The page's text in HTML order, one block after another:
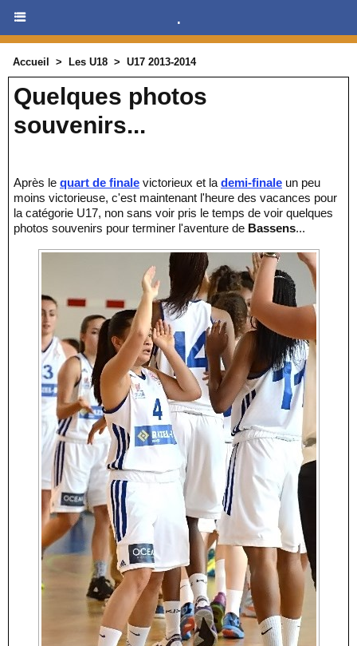
.
Accueil > Les U18 > U17 2013-2014
Quelques photos
souvenirs...
Après le quart de finale victorieux et la demi-finale un peu
moins victorieuse, c'est maintenant l'heure des vacances pour
la catégorie U17, non sans voir pris le temps de voir quelques
photos souvenirs pour terminer l'aventure de Bassens...